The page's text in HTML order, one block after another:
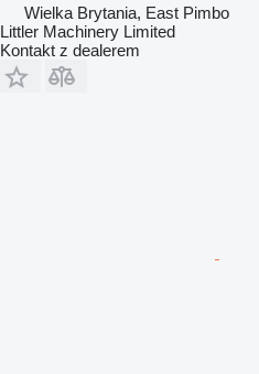
Wielka Brytania, East Pimbo
Littler Machinery Limited
Kontakt z dealerem